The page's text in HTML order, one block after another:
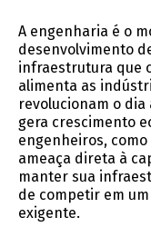
A engenharia é o
desenvolvimento
infraestrutura que
alimenta as
revolucionam o
gera crescimento
engenheiros,
ameaça direta à
manter sua
de competir em
exigente.